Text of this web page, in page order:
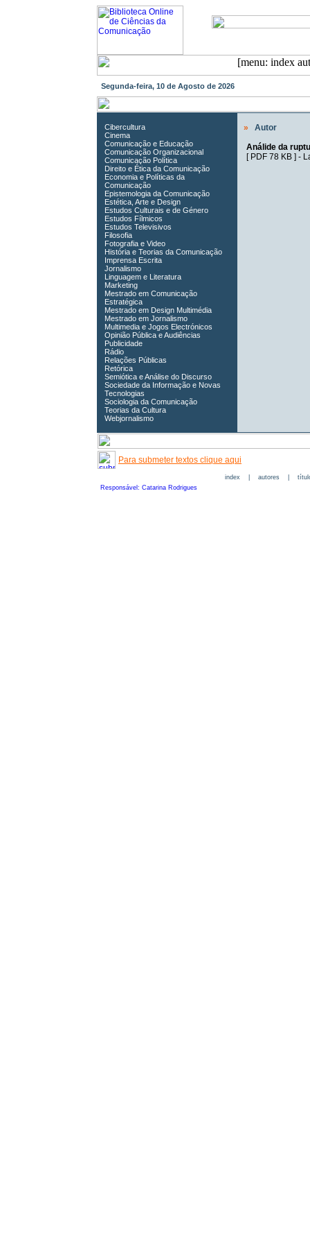
Segunda-feira, 10 de Agosto de 2026
Cibercultura
Cinema
Comunicação e Educação
Comunicação Organizacional
Comunicação Política
Direito e Ética da Comunicação
Economia e Políticas da
Comunicação
Epistemologia da Comunicação
Estética, Arte e Design
Estudos Culturais e de Género
Estudos Fílmicos
Estudos Televisivos
Filosofia
Fotografia e Video
História e Teorias da Comunicação
Imprensa Escrita
Jornalismo
Linguagem e Literatura
Marketing
Mestrado em Comunicação
Estratégica
Mestrado em Design Multimédia
Mestrado em Jornalismo
Multimedia e Jogos Electrónicos
Opinião Pública e Audiências
Publicidade
Rádio
Relações Públicas
Retórica
Semiótica e Análise do Discurso
Sociedade da Informação e Novas
Tecnologias
Sociologia da Comunicação
Teorias da Cultura
Webjornalismo
»
Autor
Análide da
[ PDF 78 KB] -
Para submeter textos clique aqui
index| autores|